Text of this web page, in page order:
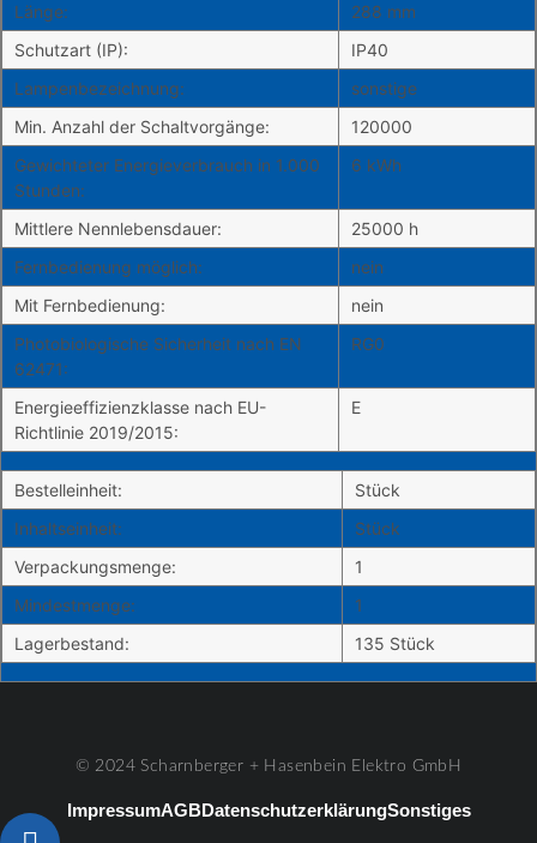
Länge:
288 mm
Schutzart (IP):
IP40
Lampenbezeichnung:
sonstige
Min. Anzahl der Schaltvorgänge:
120000
Gewichteter Energieverbrauch in 1.000
Stunden:
6 kWh
Mittlere Nennlebensdauer:
25000 h
Fernbedienung möglich:
nein
Mit Fernbedienung:
nein
Photobiologische Sicherheit nach EN
62471:
RG0
Energieeffizienzklasse nach EU-
Richtlinie 2019/2015:
E
Bestelleinheit:
Stück
Inhaltseinheit:
Stück
Verpackungsmenge:
1
Mindestmenge:
1
Lagerbestand:
135 Stück
© 2024 Scharnberger + Hasenbein Elektro GmbH
ImpressumAGBDatenschutzerklärungSonstiges